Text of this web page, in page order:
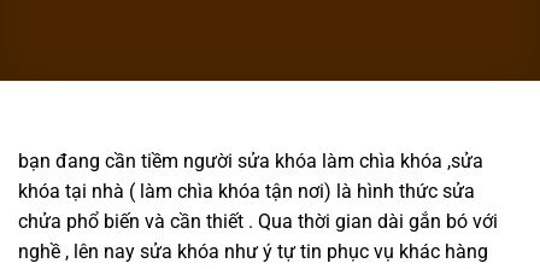
bạn đang cần tiềm người sửa khóa làm chìa khóa ,sửa
khóa tại nhà ( làm chìa khóa tận nơi) là hình thức sửa
chửa phổ biến và cần thiết . Qua thời gian dài gắn bó với
nghề , lên nay sửa khóa như ý tự tin phục vụ khác hàng